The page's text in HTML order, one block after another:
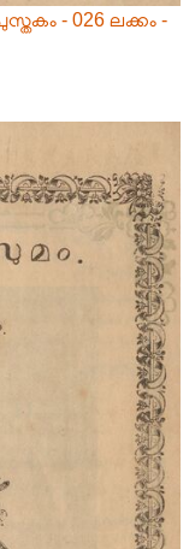
- 026 ലക്കം -